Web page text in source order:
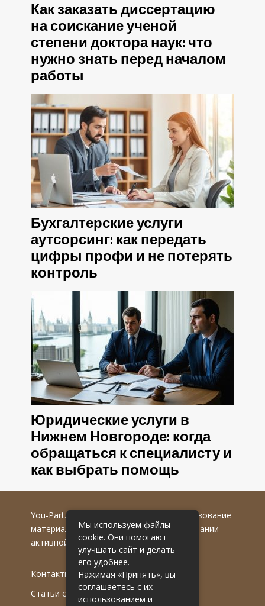
Как заказать диссертацию
на соискание ученой
степени доктора наук: что
нужно знать перед началом
работы
Бухгалтерские услуги
аутсорсинг: как передать
цифры профи и не потерять
контроль
Юридические услуги в
Нижнем Новгороде: когда
обращаться к специалисту и
как выбрать помощь
You-Part.ru
© 2016-2022 гг. Любое использование
материалов допускается только при указании
активной гиперссылки на первоисточник.
Контакты
Статьи от эксперта
Мы используем файлы
cookie. Они помогают
улучшать сайт и делать
его удобнее.
Нажимая «Принять», вы
соглашаетесь с их
использованием и